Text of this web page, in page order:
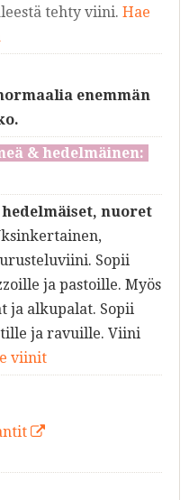
tehty viini. Hae
enemmän
& hedelmäinen:
hedelmäiset, nuoret
Sopii
ja pastoille. Myös
ja alkupalat. Sopii
ja ravuille. Viini
viinit